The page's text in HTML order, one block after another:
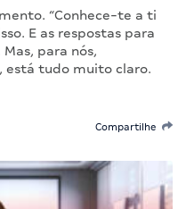
“Conhece-te a ti
E as respostas para
para nós,
está tudo muito claro.
Compartilhe